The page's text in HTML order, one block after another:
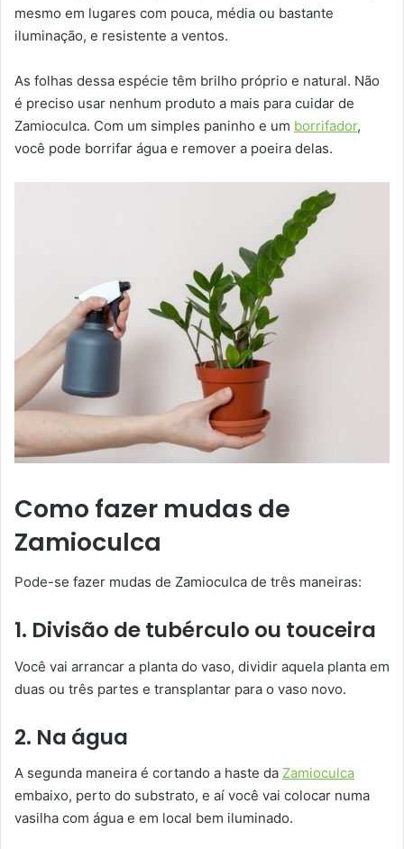
mesmo em lugares com pouca, média ou bastante
iluminação, e resistente a ventos.
As folhas dessa espécie têm brilho próprio e natural. Não
é preciso usar nenhum produto a mais para cuidar de
Zamioculca. Com um simples paninho e um borrifador,
você pode borrifar água e remover a poeira delas.
Como fazer mudas de
Zamioculca
Pode-se fazer mudas de Zamioculca de três maneiras:
1. Divisão de tubérculo ou touceira
Você vai arrancar a planta do vaso, dividir aquela planta em
duas ou três partes e transplantar para o vaso novo.
2. Na água
A segunda maneira é cortando a haste da Zamioculca
embaixo, perto do substrato, e aí você vai colocar numa
vasilha com água e em local bem iluminado.